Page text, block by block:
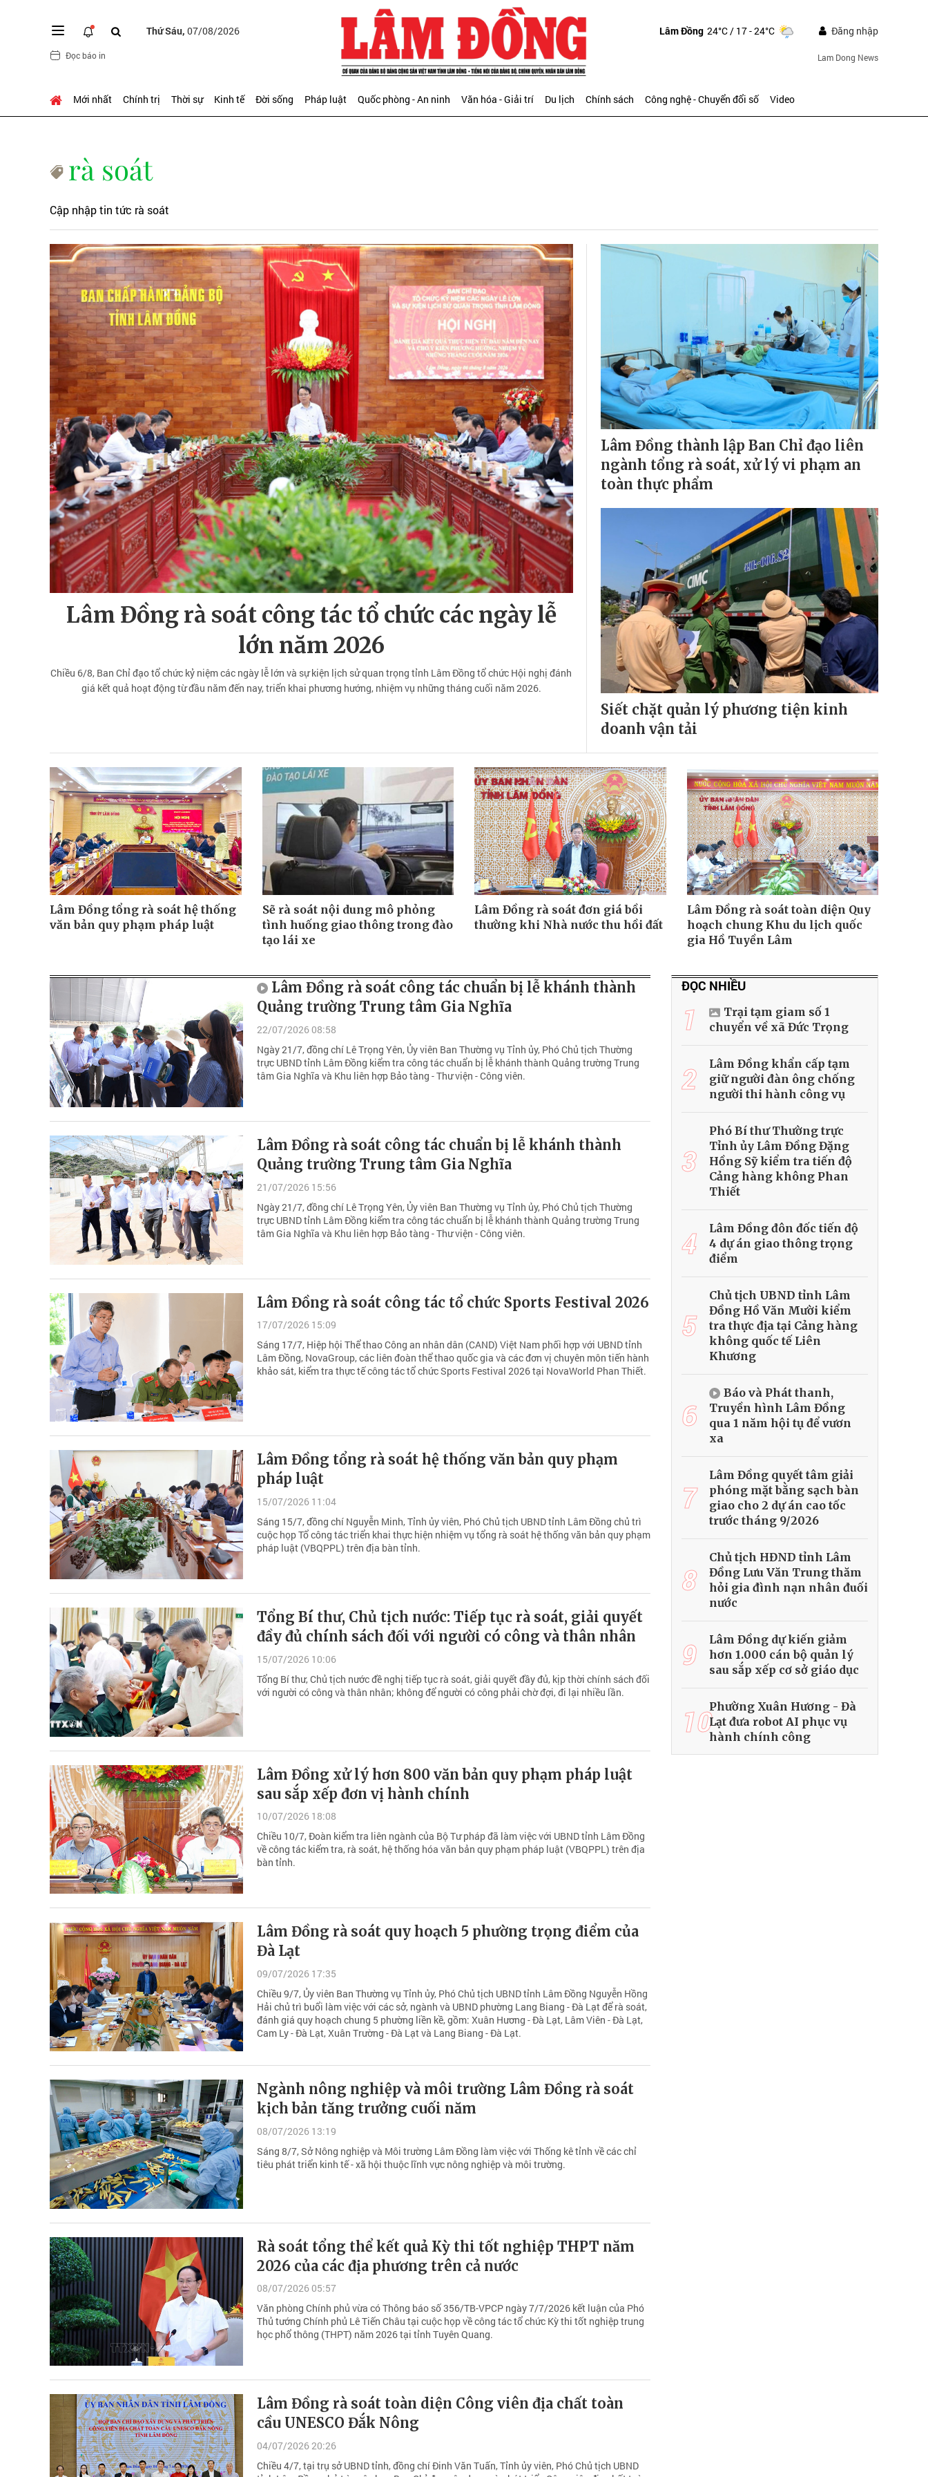
Thứ Sáu, 07/08/2026
Đọc báo in
Lâm Đồng 24°C/ 17 - 24°C Đăng nhập
Lam Dong News
Mới nhất Chính trị Thời sự Kinh tế Đời sống Pháp luật Quốc phòng - An ninh Văn hóa - Giải trí Du lịch Chính sách Công nghệ - Chuyển đổi số Video
rà soát
Cập nhập tin tức rà soát
Lâm Đồng rà soát công tác tổ chức các ngày lễ
lớn năm 2026
Chiều 6/8, Ban Chỉ đạo tổ chức kỷ niệm các ngày lễ lớn và sự kiện lịch sử quan trọng tỉnh Lâm Đồng tổ chức Hội nghị đánh
giá kết quả hoạt động từ đầu năm đến nay, triển khai phương hướng, nhiệm vụ những tháng cuối năm 2026.
Lâm Đồng thành lập Ban Chỉ đạo liên
ngành tổng rà soát, xử lý vi phạm an
toàn thực phẩm
Siết chặt quản lý phương tiện kinh
doanh vận tải
Lâm Đồng tổng rà soát hệ thống
văn bản quy phạm pháp luật
Sẽ rà soát nội dung mô phỏng
tình huống giao thông trong đào
tạo lái xe
Lâm Đồng rà soát đơn giá bồi
thường khi Nhà nước thu hồi đất
Lâm Đồng rà soát toàn diện Quy
hoạch chung Khu du lịch quốc
gia Hồ Tuyền Lâm
Lâm Đồng rà soát công tác chuẩn bị lễ khánh thành
Quảng trường Trung tâm Gia Nghĩa
22/07/2026 08:58
Ngày 21/7, đồng chí Lê Trọng Yên, Ủy viên Ban Thường vụ Tỉnh ủy, Phó Chủ tịch Thường
trực UBND tỉnh Lâm Đồng kiểm tra công tác chuẩn bị lễ khánh thành Quảng trường Trung
tâm Gia Nghĩa và Khu liên hợp Bảo tàng - Thư viện - Công viên.
Lâm Đồng rà soát công tác chuẩn bị lễ khánh thành
Quảng trường Trung tâm Gia Nghĩa
21/07/2026 15:56
Ngày 21/7, đồng chí Lê Trọng Yên, Ủy viên Ban Thường vụ Tỉnh ủy, Phó Chủ tịch Thường
trực UBND tỉnh Lâm Đồng kiểm tra công tác chuẩn bị lễ khánh thành Quảng trường Trung
tâm Gia Nghĩa và Khu liên hợp Bảo tàng - Thư viện - Công viên.
Lâm Đồng rà soát công tác tổ chức Sports Festival 2026
17/07/2026 15:09
Sáng 17/7, Hiệp hội Thể thao Công an nhân dân (CAND) Việt Nam phối hợp với UBND tỉnh
Lâm Đồng, NovaGroup, các liên đoàn thể thao quốc gia và các đơn vị chuyên môn tiến hành
khảo sát, kiểm tra thực tế công tác tổ chức Sports Festival 2026 tại NovaWorld Phan Thiết.
Lâm Đồng tổng rà soát hệ thống văn bản quy phạm
pháp luật
15/07/2026 11:04
Sáng 15/7, đồng chí Nguyễn Minh, Tỉnh ủy viên, Phó Chủ tịch UBND tỉnh Lâm Đồng chủ trì
cuộc họp Tổ công tác triển khai thực hiện nhiệm vụ tổng rà soát hệ thống văn bản quy phạm
pháp luật (VBQPPL) trên địa bàn tỉnh.
Tổng Bí thư, Chủ tịch nước: Tiếp tục rà soát, giải quyết
đầy đủ chính sách đối với người có công và thân nhân
15/07/2026 10:06
Tổng Bí thư, Chủ tịch nước đề nghị tiếp tục rà soát, giải quyết đầy đủ, kịp thời chính sách đối
với người có công và thân nhân; không để người có công phải chờ đợi, đi lại nhiều lần.
Lâm Đồng xử lý hơn 800 văn bản quy phạm pháp luật
sau sắp xếp đơn vị hành chính
10/07/2026 18:08
Chiều 10/7, Đoàn kiểm tra liên ngành của Bộ Tư pháp đã làm việc với UBND tỉnh Lâm Đồng
về công tác kiểm tra, rà soát, hệ thống hóa văn bản quy phạm pháp luật (VBQPPL) trên địa
bàn tỉnh.
Lâm Đồng rà soát quy hoạch 5 phường trọng điểm của
Đà Lạt
09/07/2026 17:35
Chiều 9/7, Ủy viên Ban Thường vụ Tỉnh ủy, Phó Chủ tịch UBND tỉnh Lâm Đồng Nguyễn Hồng
Hải chủ trì buổi làm việc với các sở, ngành và UBND phường Lang Biang - Đà Lạt để rà soát,
đánh giá quy hoạch chung 5 phường liền kề, gồm: Xuân Hương - Đà Lạt, Lâm Viên - Đà Lạt,
Cam Ly - Đà Lạt, Xuân Trường - Đà Lạt và Lang Biang - Đà Lạt.
Ngành nông nghiệp và môi trường Lâm Đồng rà soát
kịch bản tăng trưởng cuối năm
08/07/2026 13:19
Sáng 8/7, Sở Nông nghiệp và Môi trường Lâm Đồng làm việc với Thống kê tỉnh về các chỉ
tiêu phát triển kinh tế - xã hội thuộc lĩnh vực nông nghiệp và môi trường.
Rà soát tổng thể kết quả Kỳ thi tốt nghiệp THPT năm
2026 của các địa phương trên cả nước
08/07/2026 05:57
Văn phòng Chính phủ vừa có Thông báo số 356/TB-VPCP ngày 7/7/2026 kết luận của Phó
Thủ tướng Chính phủ Lê Tiến Châu tại cuộc họp về công tác tổ chức Kỳ thi tốt nghiệp trung
học phổ thông (THPT) năm 2026 tại tỉnh Tuyên Quang.
Lâm Đồng rà soát toàn diện Công viên địa chất toàn
cầu UNESCO Đắk Nông
04/07/2026 20:26
Chiều 4/7, tại trụ sở UBND tỉnh, đồng chí Đinh Văn Tuấn, Tỉnh ủy viên, Phó Chủ tịch UBND
ĐỌC NHIỀU
1
Trại tạm giam số 1
chuyển về xã Đức Trọng
2
Lâm Đồng khẩn cấp tạm
giữ người đàn ông chống
người thi hành công vụ
3
Phó Bí thư Thường trực
Tỉnh ủy Lâm Đồng Đặng
Hồng Sỹ kiểm tra tiến độ
Cảng hàng không Phan
Thiết
4
Lâm Đồng đôn đốc tiến độ
4 dự án giao thông trọng
điểm
5
Chủ tịch UBND tỉnh Lâm
Đồng Hồ Văn Mười kiểm
tra thực địa tại Cảng hàng
không quốc tế Liên
Khương
6
Báo và Phát thanh,
Truyền hình Lâm Đồng
qua 1 năm hội tụ để vươn
xa
7
Lâm Đồng quyết tâm giải
phóng mặt bằng sạch bàn
giao cho 2 dự án cao tốc
trước tháng 9/2026
8
Chủ tịch HĐND tỉnh Lâm
Đồng Lưu Văn Trung thăm
hỏi gia đình nạn nhân đuối
nước
9
Lâm Đồng dự kiến giảm
hơn 1.000 cán bộ quản lý
sau sắp xếp cơ sở giáo dục
10Phường Xuân Hương - Đà
Lạt đưa robot AI phục vụ
hành chính công